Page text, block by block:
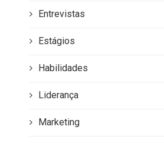
Entrevistas
Estágios
Habilidades
Liderança
Marketing